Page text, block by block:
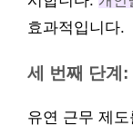
효과적입니다.
세 번째 단계:
유연 근무 제